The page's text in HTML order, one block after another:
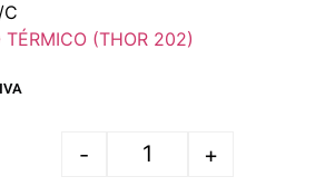
TÉRMICO (THOR 202)
- +